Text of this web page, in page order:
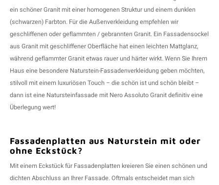
ein schöner Granit mit einer homogenen Struktur und einem dunklen
(schwarzen) Farbton. Für die Außenverkleidung empfehlen wir
geschliffenen oder geflammten / gebrannten Granit. Ein Fassadensockel
aus Granit mit geschliffener Oberfläche hat einen leichten Mattglanz,
während geflammter Granit etwas rauer und härter wirkt. Wenn Sie Ihrem
Haus eine besondere Naturstein-Fassadenverkleidung geben möchten,
stilvoll mit einem luxuriösen Touch – die schön ist und schön bleibt –
dann ist eine Natursteinfassade mit Nero Assoluto Granit definitiv eine
Überlegung wert!
Fassadenplatten aus Naturstein mit oder
ohne Eckstück?
Mit einem Eckstück für Fassadenplatten kreieren Sie einen schönen und
dichten Abschluss an Ihrer Fassade. Oftmals entscheidet man sich